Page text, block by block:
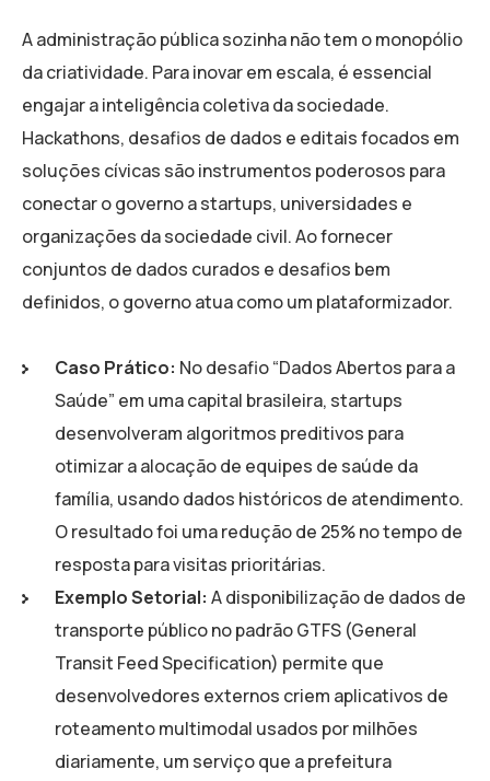
A administração pública sozinha não tem o monopólio
da criatividade. Para inovar em escala, é essencial
engajar a inteligência coletiva da sociedade.
Hackathons, desafios de dados e editais focados em
soluções cívicas são instrumentos poderosos para
conectar o governo a startups, universidades e
organizações da sociedade civil. Ao fornecer
conjuntos de dados curados e desafios bem
definidos, o governo atua como um plataformizador.
Caso Prático: No desafio “Dados Abertos para a
Saúde” em uma capital brasileira, startups
desenvolveram algoritmos preditivos para
otimizar a alocação de equipes de saúde da
família, usando dados históricos de atendimento.
O resultado foi uma redução de 25% no tempo de
resposta para visitas prioritárias.
Exemplo Setorial: A disponibilização de dados de
transporte público no padrão GTFS (General
Transit Feed Specification) permite que
desenvolvedores externos criem aplicativos de
roteamento multimodal usados por milhões
diariamente, um serviço que a prefeitura